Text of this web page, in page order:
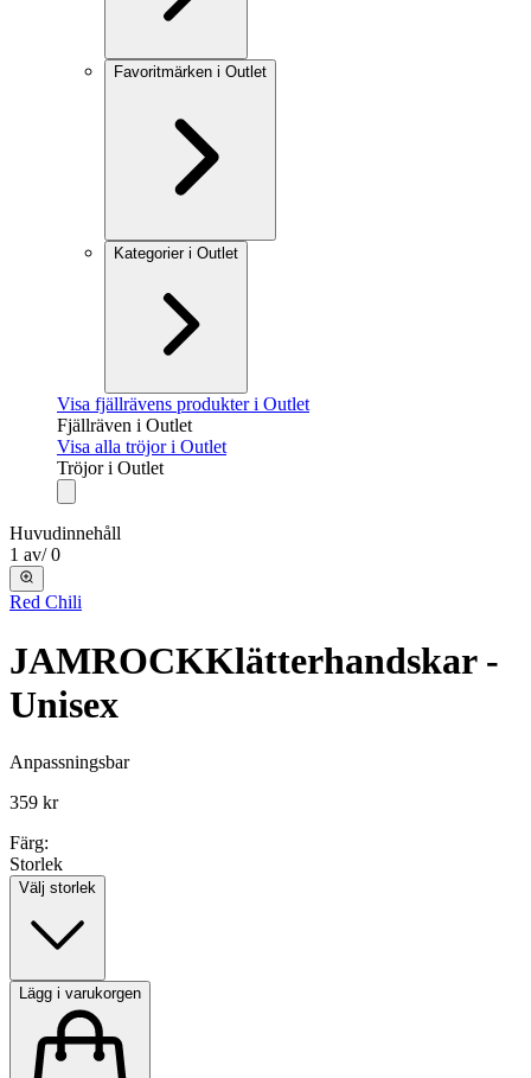
Favoritmärken i Outlet
Kategorier i Outlet
Visa fjällrävens produkter i Outlet
Fjällräven i Outlet
Visa alla tröjor i Outlet
Tröjor i Outlet
Huvudinnehåll
1 av/ 0
Red Chili
JAMROCKKlätterhandskar -
Unisex
Anpassningsbar
359 kr
Färg:
Storlek
Välj storlek
Lägg i varukorgen